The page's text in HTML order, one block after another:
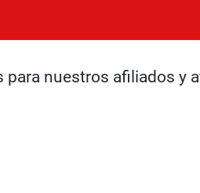
nuestros afiliados y